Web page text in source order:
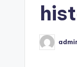
Publicado
por